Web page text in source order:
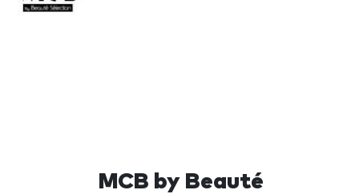
MCB by Beauté